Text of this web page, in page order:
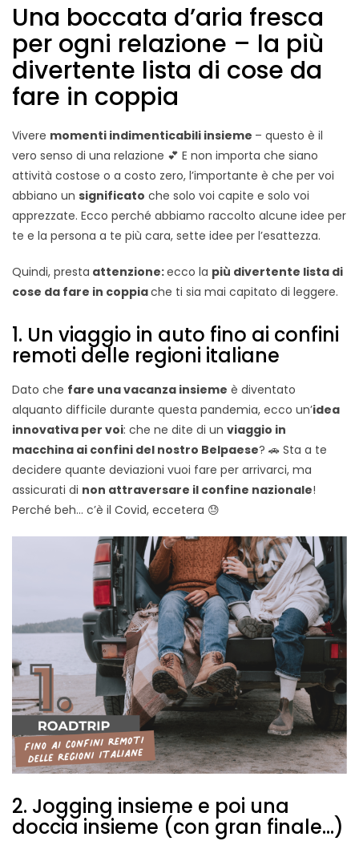
Una boccata d’aria fresca
per ogni relazione – la più
divertente lista di cose da
fare in coppia
Vivere momenti indimenticabili insieme – questo è il
vero senso di una relazione 💕 E non importa che siano
attività costose o a costo zero, l’importante è che per voi
abbiano un significato che solo voi capite e solo voi
apprezzate. Ecco perché abbiamo raccolto alcune idee per
te e la persona a te più cara, sette idee per l’esattezza.
Quindi, presta attenzione:ecco la più divertente lista di
cose da fare in coppiache ti sia mai capitato di leggere.
1. Un viaggio in auto fino ai confini
remoti delle regioni italiane
Dato che fare una vacanza insieme è diventato
alquanto difficile durante questa pandemia, ecco un’idea
innovativa per voi: che ne dite di un viaggio in
macchina ai confini del nostro Belpaese? 🚗 Sta a te
decidere quante deviazioni vuoi fare per arrivarci, ma
assicurati di non attraversare il confine nazionale!
Perché beh… c’è il Covid, eccetera 😓
2. Jogging insieme e poi una
doccia insieme (con gran finale…)